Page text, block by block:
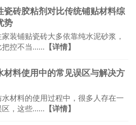
瓷砖胶粘剂对比传统铺贴材料综
势
家装铺贴瓷砖大多依靠纯水泥砂浆，
把控不当...... 【详情】
材料使用中的常见误区与解决方
水材料的使用过程中，很多人存在一
区，这些...... 【详情】